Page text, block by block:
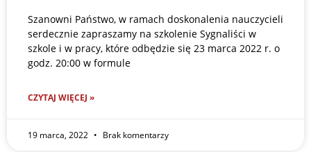
Szanowni Państwo, w ramach doskonalenia nauczycieli
serdecznie zapraszamy na szkolenie Sygnaliści w
szkole i w pracy, które odbędzie się 23 marca 2022 r. o
godz. 20:00 w formule
CZYTAJ WIĘCEJ »
19 marca, 2022 Brak komentarzy